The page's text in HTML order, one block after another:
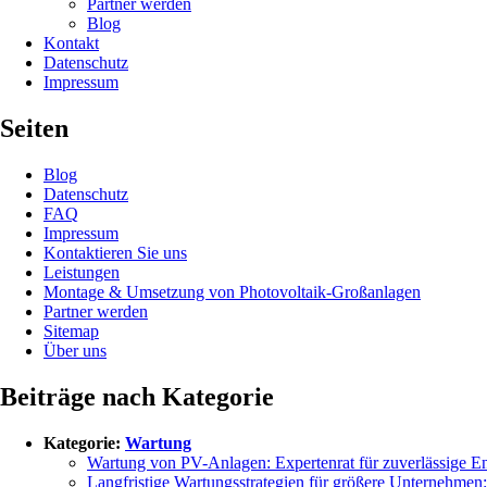
Partner werden
Blog
Kontakt
Datenschutz
Impressum
Seiten
Blog
Datenschutz
FAQ
Impressum
Kontaktieren Sie uns
Leistungen
Montage & Umsetzung von Photovoltaik-Großanlagen
Partner werden
Sitemap
Über uns
Beiträge nach Kategorie
Kategorie: Wartung
Wartung von PV-Anlagen: Expertenrat für zuverlässige
Langfristige Wartungsstrategien für größere